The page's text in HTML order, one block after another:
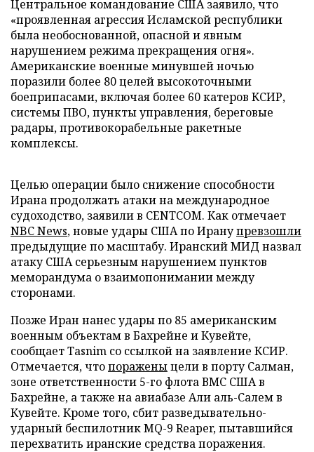
Центральное командование США заявило, что
«проявленная агрессия Исламской республики
была необоснованной, опасной и явным
нарушением режима прекращения огня».
Американские военные минувшей ночью
поразили более 80 целей высокоточными
боеприпасами, включая более 60 катеров КСИР,
системы ПВО, пункты управления, береговые
радары, противокорабельные ракетные
комплексы.
Целью операции было снижение способности
Ирана продолжать атаки на международное
судоходство, заявили в CENTCOM. Как отмечает
NBC News, новые удары США по Иранупревзошли
предыдущие по масштабу. Иранский МИД назвал
атаку США серьезным нарушением пунктов
меморандума о взаимопонимании между
сторонами.
Позже Иран нанес удары по 85 американским
военным объектам в Бахрейне и Кувейте,
сообщает Tasnim со ссылкой на заявление КСИР.
Отмечается, чтопораженыцели в порту Салман,
зоне ответственности 5-го флота ВМС США в
Бахрейне, а также на авиабазе Али аль-Салем в
Кувейте. Кроме того, сбит разведывательно-
ударный беспилотник MQ-9 Reaper, пытавшийся
перехватить иранские средства поражения.